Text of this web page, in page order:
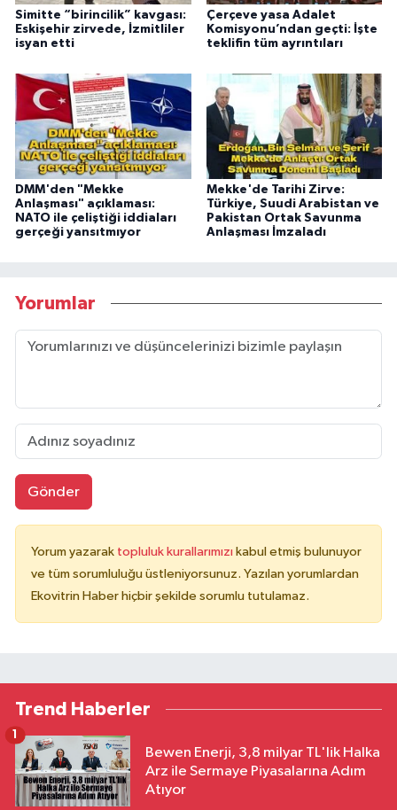
Simitte “birincilik” kavgası:
Eskişehir zirvede, İzmitliler
isyan etti
Çerçeve yasa Adalet
Komisyonu’ndan geçti: İşte
teklifin tüm ayrıntıları
DMM'den "Mekke
Anlaşması" açıklaması:
NATO ile çeliştiği iddiaları
gerçeği yansıtmıyor
Mekke'de Tarihi Zirve:
Türkiye, Suudi Arabistan ve
Pakistan Ortak Savunma
Anlaşması İmzaladı
Yorumlar
Gönder
Yorum yazarak topluluk kurallarımızı kabul etmiş bulunuyor
ve tüm sorumluluğu üstleniyorsunuz. Yazılan yorumlardan
Ekovitrin Haber hiçbir şekilde sorumlu tutulamaz.
Trend Haberler
Bewen Enerji, 3,8 milyar TL'lik Halka
Arz ile Sermaye Piyasalarına Adım
Atıyor
1